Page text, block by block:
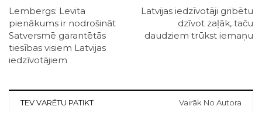
Lembergs: Levita
pienākums ir nodrošināt
Satversmē garantētās
tiesības visiem Latvijas
iedzīvotājiem
Latvijas iedzīvotāji gribētu
dzīvot zaļāk, taču
daudziem trūkst iemaņu
TEV VARĒTU PATIKT Vairāk No Autora